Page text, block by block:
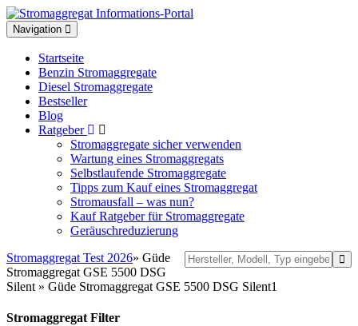
Toggle
navigation
Navigation
Startseite
Benzin Stromaggregate
Diesel Stromaggregate
Bestseller
Blog
Ratgeber
Stromaggregate sicher verwenden
Wartung eines Stromaggregats
Selbstlaufende Stromaggregate
Tipps zum Kauf eines Stromaggregat
Stromausfall – was nun?
Kauf Ratgeber für Stromaggregate
Geräuschreduzierung
Stromaggregat Test 2026» Güde
Stromaggregat GSE 5500 DSG
Silent » Güde Stromaggregat GSE 5500 DSG Silent1
Stromaggregat Filter